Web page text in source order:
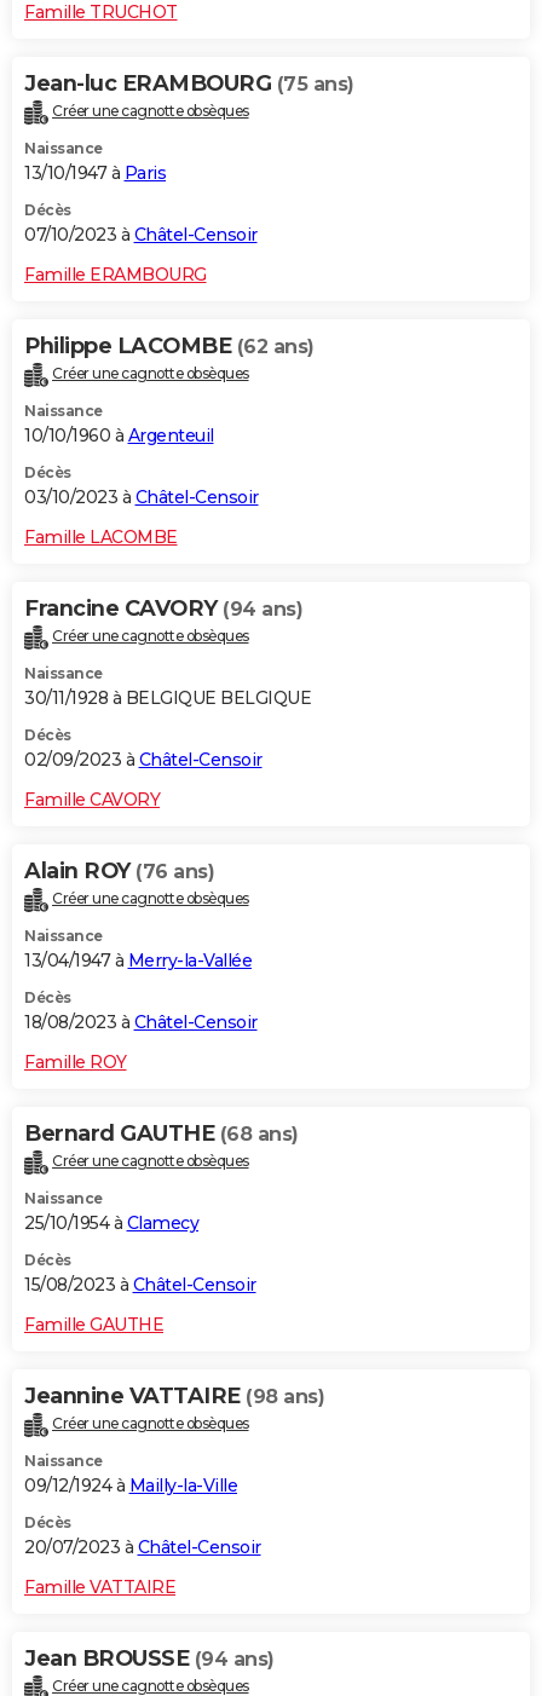
Famille TRUCHOT
Jean-luc ERAMBOURG (75 ans)
Créer une cagnotte obsèques
Naissance
13/10/1947 à Paris
Décès
07/10/2023 à Châtel-Censoir
Famille ERAMBOURG
Philippe LACOMBE (62 ans)
Créer une cagnotte obsèques
Naissance
10/10/1960 à Argenteuil
Décès
03/10/2023 à Châtel-Censoir
Famille LACOMBE
Francine CAVORY (94 ans)
Créer une cagnotte obsèques
Naissance
30/11/1928 à BELGIQUE BELGIQUE
Décès
02/09/2023 à Châtel-Censoir
Famille CAVORY
Alain ROY (76 ans)
Créer une cagnotte obsèques
Naissance
13/04/1947 à Merry-la-Vallée
Décès
18/08/2023 à Châtel-Censoir
Famille ROY
Bernard GAUTHE (68 ans)
Créer une cagnotte obsèques
Naissance
25/10/1954 à Clamecy
Décès
15/08/2023 à Châtel-Censoir
Famille GAUTHE
Jeannine VATTAIRE (98 ans)
Créer une cagnotte obsèques
Naissance
09/12/1924 à Mailly-la-Ville
Décès
20/07/2023 à Châtel-Censoir
Famille VATTAIRE
Jean BROUSSE (94 ans)
Créer une cagnotte obsèques